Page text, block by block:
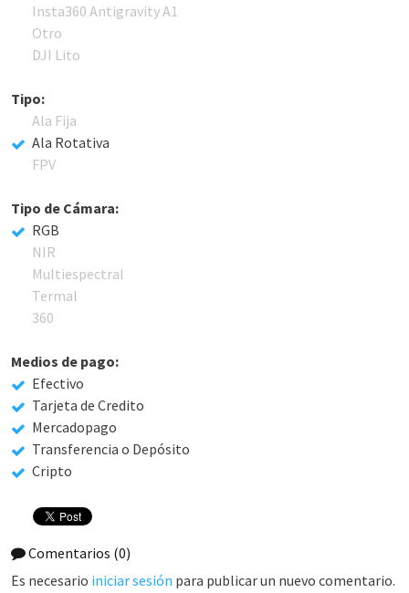
Insta360 Antigravity A1
Otro
DJI Lito
Tipo:
Ala Fija
Ala Rotativa
FPV
Tipo de Cámara:
RGB
NIR
Multiespectral
Termal
360
Medios de pago:
Efectivo
Tarjeta de Credito
Mercadopago
Transferencia o Depósito
Cripto
Comentarios (0)
Es necesario iniciar sesión para publicar un nuevo comentario.